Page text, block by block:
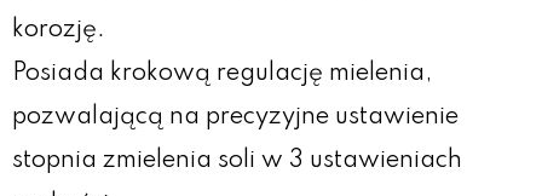
korozję.
Posiada krokową regulację mielenia,
pozwalającą na precyzyjne ustawienie
stopnia zmielenia soli w 3 ustawieniach